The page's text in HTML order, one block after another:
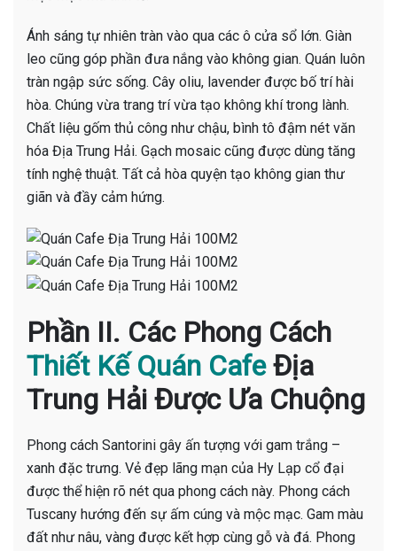
Ánh sáng tự nhiên tràn vào qua các ô cửa sổ lớn. Giàn
leo cũng góp phần đưa nắng vào không gian. Quán luôn
tràn ngập sức sống. Cây oliu, lavender được bố trí hài
hòa. Chúng vừa trang trí vừa tạo không khí trong lành.
Chất liệu gốm thủ công như chậu, bình tô đậm nét văn
hóa Địa Trung Hải. Gạch mosaic cũng được dùng tăng
tính nghệ thuật. Tất cả hòa quyện tạo không gian thư
giãn và đầy cảm hứng.
Phần II. Các Phong Cách
Thiết Kế Quán CafeĐịa
Trung Hải Được Ưa Chuộng
Phong cách Santorini gây ấn tượng với gam trắng –
xanh đặc trưng. Vẻ đẹp lãng mạn của Hy Lạp cổ đại
được thể hiện rõ nét qua phong cách này. Phong cách
Tuscany hướng đến sự ấm cúng và mộc mạc. Gam màu
đất như nâu, vàng được kết hợp cùng gỗ và đá. Phong